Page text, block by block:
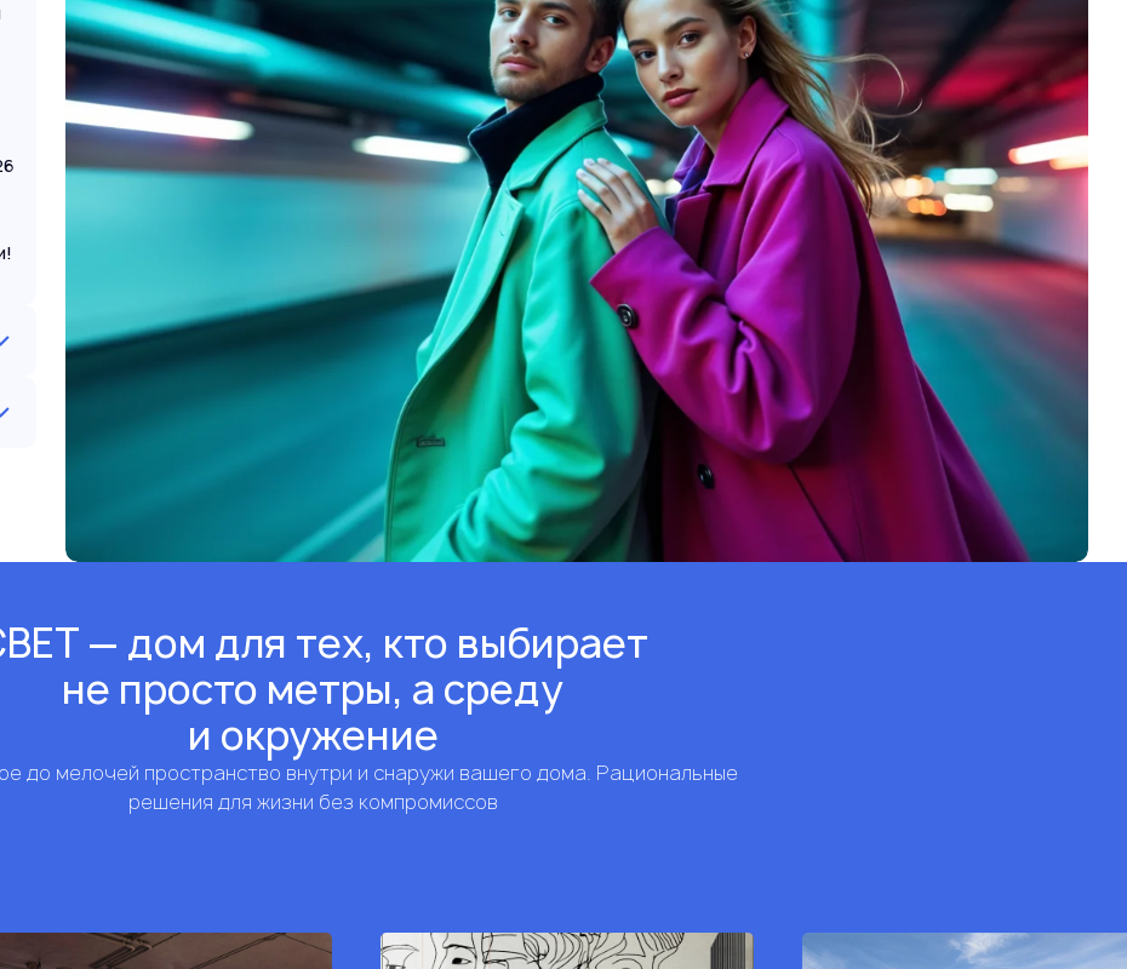
— дом для тех, кто выбирает
не просто метры, а среду
и окружение
до мелочей пространство внутри и снаружи вашего дома. Рациональные
решения для жизни без компромиссов